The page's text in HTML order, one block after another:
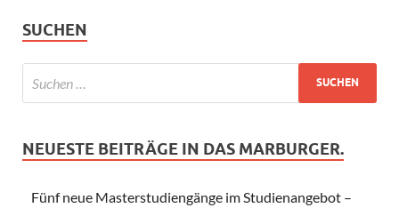
SUCHEN
NEUESTE BEITRÄGE IN DAS MARBURGER.
Fünf neue Masterstudiengänge im Studienangebot –